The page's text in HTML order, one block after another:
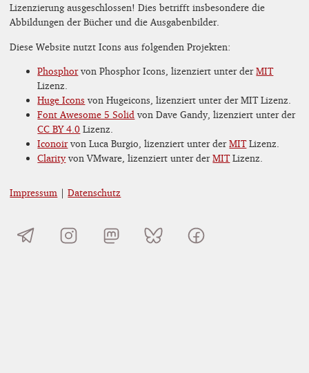
Lizenzierung ausgeschlossen! Dies betrifft insbesondere die
Abbildungen der Bücher und die Ausgabenbilder.
Diese Website nutzt Icons aus folgenden Projekten:
Phosphorvon Phosphor Icons, lizenziert unter derMIT
Lizenz.
Huge Icons von Hugeicons, lizenziert unter der MIT Lizenz.
Font Awesome 5 Solid von Dave Gandy, lizenziert unter der
CC BY 4.0 Lizenz.
Iconoirvon Luca Burgio, lizenziert unter derMITLizenz.
Clarityvon VMware, lizenziert unter derMITLizenz.
Impressum |Datenschutz